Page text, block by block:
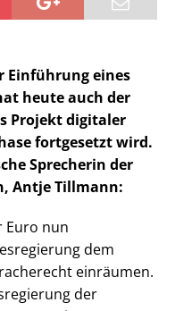
Einführung eines
heute auch der
Projekt digitaler
fortgesetzt wird.
Sprecherin der
Antje Tillmann:
Euro nun
dem
einräumen.
der